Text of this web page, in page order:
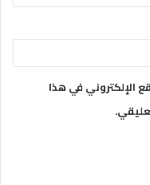
الإلكتروني في هذا